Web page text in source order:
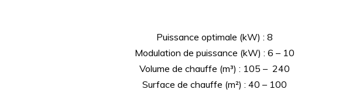
Puissance optimale (kW) : 8
Modulation de puissance (kW) : 6 – 10
Volume de chauffe (m³) : 105 – 240
Surface de chauffe (m²) : 40 – 100